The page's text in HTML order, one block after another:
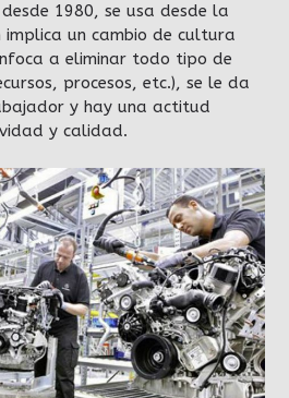
1980, se usa desde la
implica un cambio de cultura
a eliminar todo tipo de
procesos, etc.), se le da
y hay una actitud
y calidad.